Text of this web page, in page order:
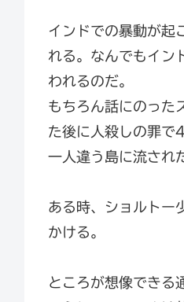
インドでの暴動が起
れる。なんでもイン
われるのだ。
もちろん話にのった
た後に人殺しの罪で
一人違う島に流され
ある時、ショルトー
かける。
ところが想像できる